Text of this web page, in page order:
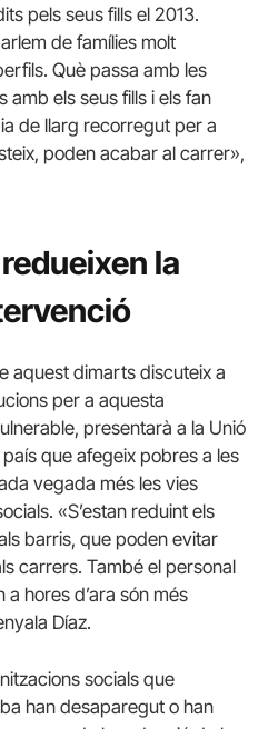
pels seus fills el 2013.
de famílies molt
Què passa amb les
amb els seus fills i els fan
de llarg recorregut per a
poden acabar al carrer»,
la
aquest dimarts discuteix a
per a aquesta
presentarà a la Unió
que afegeix pobres a les
vegada més les vies
«S’estan reduint els
barris, que poden evitar
carrers. També el personal
hores d’ara són més
Díaz.
socials que
han desaparegut o han